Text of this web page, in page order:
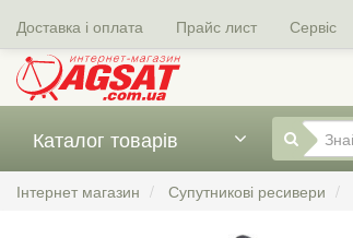
Доставка і оплата Прайс лист Сервіс
Каталог товарів
Інтернет магазин Супутникові ресивери